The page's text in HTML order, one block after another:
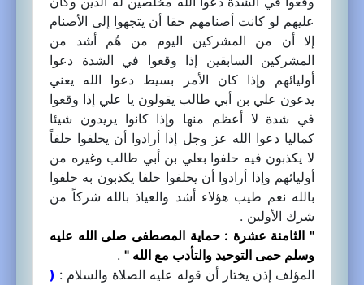
عليهم لو كانت أصنامهم حقا أن يتجهوا إلى الأصنام
إلا أن من المشركين اليوم من هُم أشد من
المشركين السابقين إذا وقعوا في الشدة دعوا
أوليائهم وإذا كان الأمر بسيط دعوا الله يعني
يدعون علي بن أبي طالب يقولون يا علي إذا وقعوا
في شدة لا أعظم منها وإذا كانوا يريدون شيئا
كماليا دعوا الله عز وجل إذا أرادوا أن يحلفوا حلفاً
لا يكذبون فيه حلفوا بعلي بن أبي طالب وغيره من
أوليائهم وإذا أرادوا أن يحلفوا حلفا يكذبون به حلفوا
بالله نعم طيب هؤلاء أشد والعياذ بالله شركاً من
شرك الأولين .
" الثامنة عشرة : حماية المصطفى صلى الله عليه
وسلم حمى التوحيد والتأدب مع الله " .
المؤلف إذن يختار أن قوله عليه الصلاة والسلام : (